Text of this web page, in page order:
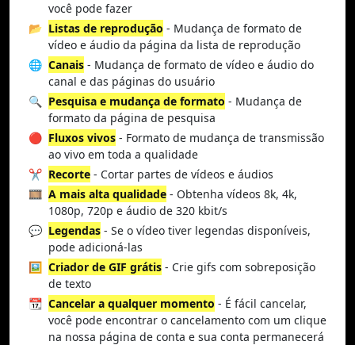
você pode fazer
📂 Listas de reprodução - Mudança de formato de
vídeo e áudio da página da lista de reprodução
🌐 Canais - Mudança de formato de vídeo e áudio do
canal e das páginas do usuário
🔍 Pesquisa e mudança de formato - Mudança de
formato da página de pesquisa
🔴 Fluxos vivos - Formato de mudança de transmissão
ao vivo em toda a qualidade
✂️ Recorte - Cortar partes de vídeos e áudios
🎞️ A mais alta qualidade - Obtenha vídeos 8k, 4k,
1080p, 720p e áudio de 320 kbit/s
💬 Legendas - Se o vídeo tiver legendas disponíveis,
pode adicioná-las
🖼️ Criador de GIF grátis - Crie gifs com sobreposição
de texto
📆 Cancelar a qualquer momento - É fácil cancelar,
você pode encontrar o cancelamento com um clique
na nossa página de conta e sua conta permanecerá